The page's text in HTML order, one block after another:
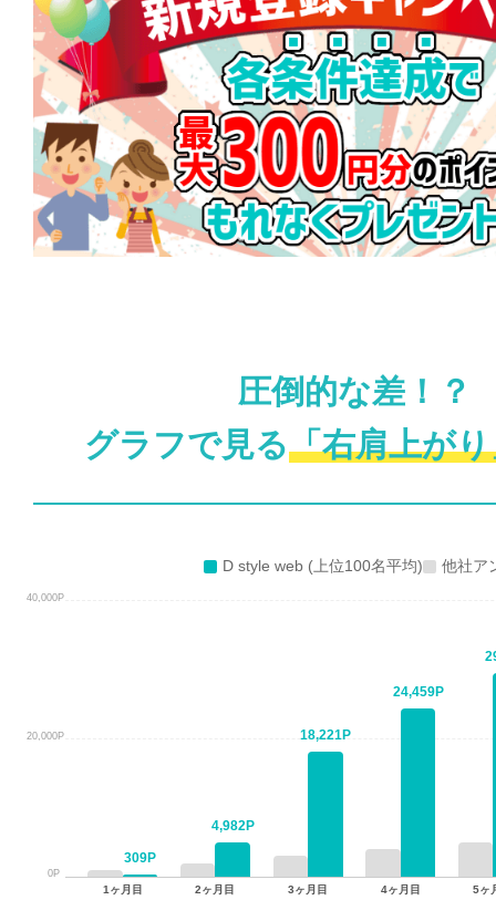
圧倒的な差！？
グラフで見る「右肩上が
D style web (上位100名平均) 他社ア
0P
20,000P
40,000P
309P
1ヶ月目
4,982P
2ヶ月目
18,221P
3ヶ月目
24,459P
4ヶ月目 5ヶ